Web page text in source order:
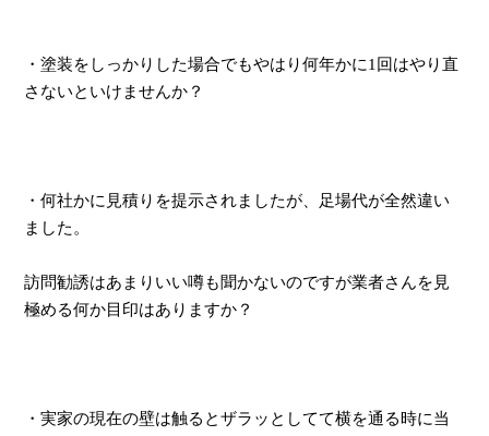
・塗装をしっかりした場合でもやはり何年かに1回はやり直
さないといけませんか？
・何社かに見積りを提示されましたが、足場代が全然違い
ました。
訪問勧誘はあまりいい噂も聞かないのですが業者さんを見
極める何か目印はありますか？
・実家の現在の壁は触るとザラッとしてて横を通る時に当